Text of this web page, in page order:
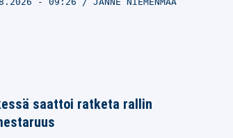
saattoi ratketa rallin